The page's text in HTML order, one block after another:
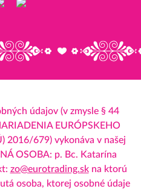
údajov (v zmysle § 44
EURÓPSKEHO
2016/679) vykonáva v našej
OSOBA: p. Bc. Katarína
zo@eurotrading.skna ktorú
osoba, ktorej osobné údaje